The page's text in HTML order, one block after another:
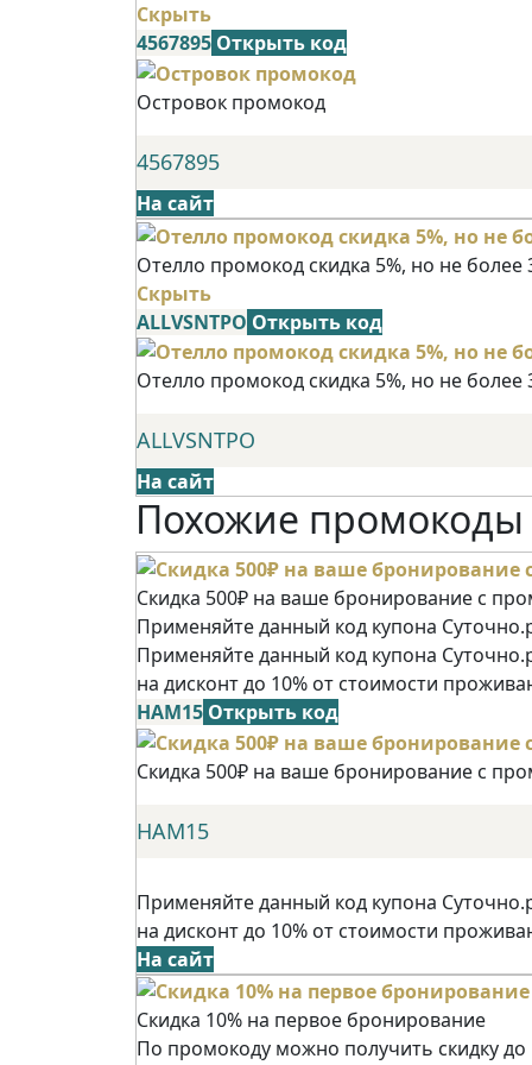
Скрыть
4567895 Открыть код
Островок промокод
4567895
На сайт
Отелло промокод скидка 5%, но не более
Скрыть
ALLVSNTPO Открыть код
Отелло промокод скидка 5%, но не более
ALLVSNTPO
На сайт
Похожие промокоды
Скидка 500₽ на ваше бронирование с
Применяйте данный код купона
Применяйте данный код купона
на дисконт до 10% от стоимости
НАМ15 Открыть код
Скидка 500₽ на ваше бронирование с
НАМ15
Применяйте данный код купона
на дисконт до 10% от стоимости
На сайт
Скидка 10% на первое бронирование
По промокоду можно получить скидку